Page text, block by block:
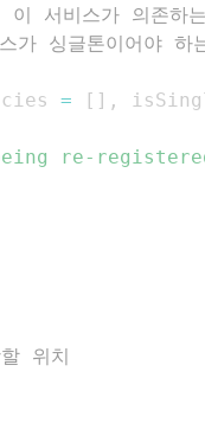
= [ ] ,
re-
위치